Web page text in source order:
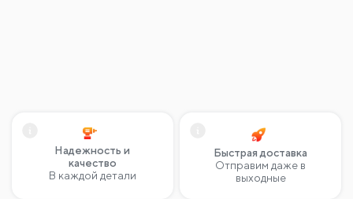
Надежность и
качество
В каждой детали
Быстрая доставка
Отправим даже в
выходные